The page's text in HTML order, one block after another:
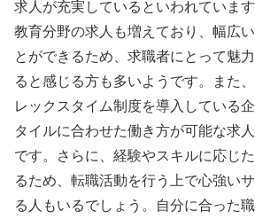
求人が充実しているといわれていま
教育分野の求人も増えており、幅広
とができるため、求職者にとって魅
ると感じる方も多いようです。また
レックスタイム制度を導入している
タイルに合わせた働き方が可能な求
です。さらに、経験やスキルに応じ
るため、転職活動を行う上で心強い
る人もいるでしょう。自分に合った